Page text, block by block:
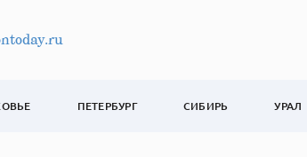
ПЕТЕРБУРГ СИБИРЬ УРАЛ